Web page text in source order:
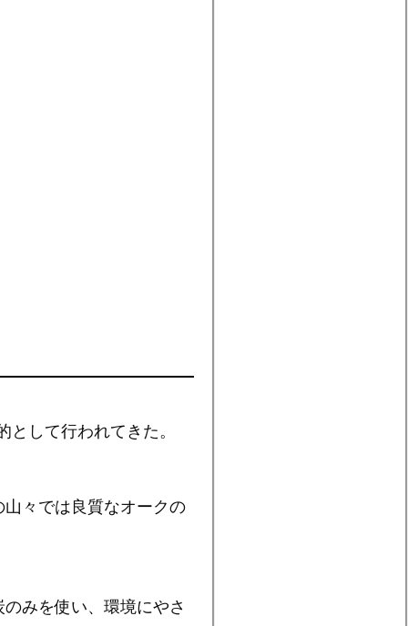
して行われてきた。
々では良質なオークの
みを使い、環境にやさ